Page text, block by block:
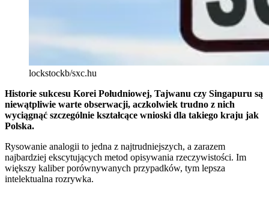
lockstockb/sxc.hu
Historie sukcesu Korei Południowej, Tajwanu czy Singapuru są
niewątpliwie warte obserwacji, aczkolwiek trudno z nich
wyciągnąć szczególnie kształcące wnioski dla takiego kraju jak
Polska.
Rysowanie analogii to jedna z najtrudniejszych, a zarazem
najbardziej ekscytujących metod opisywania rzeczywistości. Im
większy kaliber porównywanych przypadków, tym lepsza
intelektualna rozrywka.